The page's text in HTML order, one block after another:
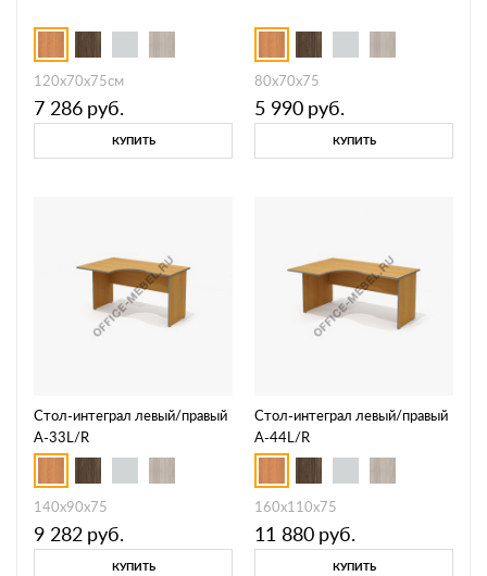
120x70x75см
7 286 руб.
КУПИТЬ
80x70x75
5 990 руб.
КУПИТЬ
Стол-интеграл левый/правый
А-33L/R
140x90x75
9 282 руб.
КУПИТЬ
Стол-интеграл левый/правый
А-44L/R
160x110x75
11 880 руб.
КУПИТЬ